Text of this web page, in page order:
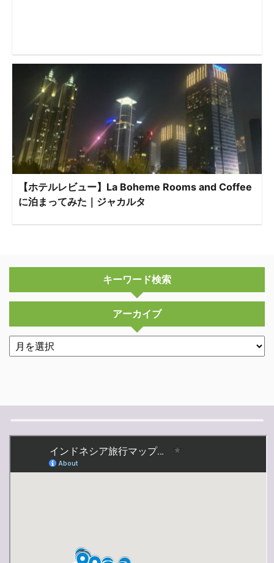
【ホテルレビュー】La Boheme Rooms and Coffee
に泊まってみた｜ジャカルタ
キーワード検索
アーカイブ